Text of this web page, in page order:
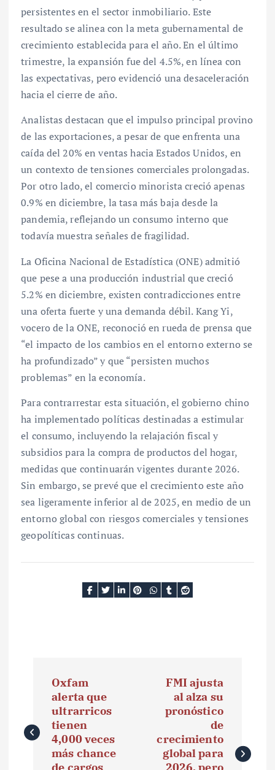
persistentes en el sector inmobiliario. Este
resultado se alinea con la meta gubernamental de
crecimiento establecida para el año. En el último
trimestre, la expansión fue del 4.5%, en línea con
las expectativas, pero evidenció una desaceleración
hacia el cierre de año.
Analistas destacan que el impulso principal provino
de las exportaciones, a pesar de que enfrenta una
caída del 20% en ventas hacia Estados Unidos, en
un contexto de tensiones comerciales prolongadas.
Por otro lado, el comercio minorista creció apenas
0.9% en diciembre, la tasa más baja desde la
pandemia, reflejando un consumo interno que
todavía muestra señales de fragilidad.
La Oficina Nacional de Estadística (ONE) admitió
que pese a una producción industrial que creció
5.2% en diciembre, existen contradicciones entre
una oferta fuerte y una demanda débil. Kang Yi,
vocero de la ONE, reconoció en rueda de prensa que
“el impacto de los cambios en el entorno externo se
ha profundizado” y que “persisten muchos
problemas” en la economía.
Para contrarrestar esta situación, el gobierno chino
ha implementado políticas destinadas a estimular
el consumo, incluyendo la relajación fiscal y
subsidios para la compra de productos del hogar,
medidas que continuarán vigentes durante 2026.
Sin embargo, se prevé que el crecimiento este año
sea ligeramente inferior al de 2025, en medio de un
entorno global con riesgos comerciales y tensiones
geopolíticas continuas.
v
e
Oxfam
alerta que
ultrarricos
tienen
4,000 veces
más chance
FMI ajusta
al alza su
pronóstico
de
crecimiento
global para